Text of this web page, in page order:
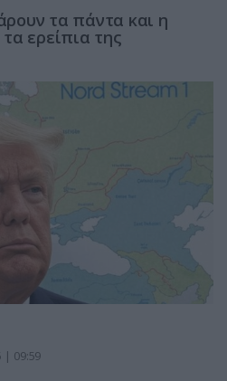
τα πάντα και η
ερείπια της
| 09:59